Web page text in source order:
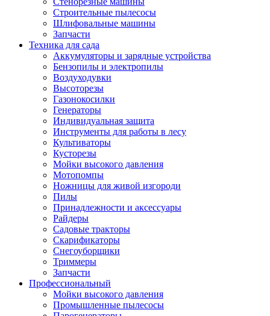
Строительные пылесосы
Шлифовальные машины
Запчасти
Техника для сада
Аккумуляторы и зарядные устройства
Бензопилы и электропилы
Воздуходувки
Высоторезы
Газонокосилки
Генераторы
Индивидуальная защита
Инструменты для работы в лесу
Культиваторы
Кусторезы
Мойки высокого давления
Мотопомпы
Ножницы для живой изгороди
Пилы
Принадлежности и аксессуары
Райдеры
Садовые тракторы
Скарификаторы
Снегоуборщики
Триммеры
Запчасти
Профессиональный
Мойки высокого давления
Промышленные пылесосы